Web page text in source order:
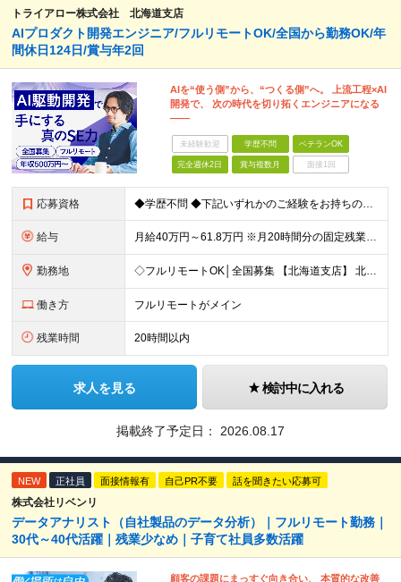
トライアロー株式会社 北海道支店
AIプロダクト開発エンジニア/フルリモートOK/全国から勤務OK/年
間休日124日/賞与年2回
AIを“使う側”から、“つくる側”へ。 上流工程×AI
開発で、 次の時代を切り拓くエンジニアになる
――
未経験歓迎 学歴不問 ベテランOK
完全週休2日 賞与複数月 面接1回
応募資格 ◆学歴不問 ◆下記いずれかのご経験をお持ちの方 ・Webアプリケーション開発の実務経験（目安：7年以上） ・要件定義・基本設計など、上流工程の経験（目安：3年以上） ・Pythonでの開発経験（目安：
給与 月給40万円～61.8万円 ※月20時間分の固定残業代（58,000円～）を含む。超過時間分を別途支給 ※年齢、経験、スキル、前職給与などを考慮のうえ、決定いたします。 ※試用期間6ヶ月あり。期間中
勤務地 ◇フルリモートOK│全国募集 【北海道支店】 北海道札幌市中央区南一条西2丁目5番地 ※(変更の範囲)上記を除く当社関連勤務地 ※通勤不要
働き方 フルリモートがメイン
残業時間 20時間以内
求人を見る 検討中に入れる
掲載終了予定日： 2026.08.17
NEW 正社員 面接情報有 自己PR不要 話を聞きたい応募可
株式会社リベンリ
データアナリスト（自社製品のデータ分析）｜フルリモート勤務｜
30代～40代活躍｜残業少なめ｜子育て社員多数活躍
顧客の課題にまっすぐ向き合い、 本質的な改善